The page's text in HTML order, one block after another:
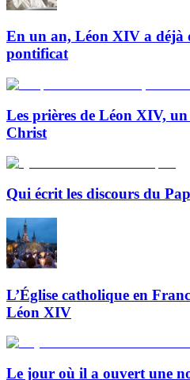
En un an, Léon XIV a déjà
pontificat
Les prières de Léon XIV,
Christ
Qui écrit les discours du
L’Église catholique en
Léon XIV
Le jour où il a ouvert une